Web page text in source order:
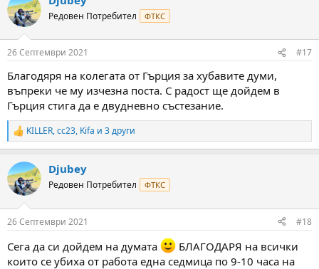
t
i
s
Редовен Потребител ФТКС
26 Септември 2021 #17
Благодяря на колегата от Гърция за хубавите думи,
въпреки че му изчезна поста. С радост ще дойдем в
Гърция стига да е двудневно състезание.
R
e
c
t
i
s
KILLER,cc23, Kifa и 3 други
Djubey
Редовен Потребител ФТКС
26 Септември 2021 #18
Сега да си дойдем на думата
БЛАГОДАРЯ на всички
които се убиха от работа една седмица по 9-10 часа на